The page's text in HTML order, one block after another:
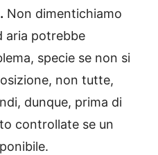
Non dimentichiamo
aria potrebbe
specie se non si
non tutte,
dunque, prima di
controllate se un